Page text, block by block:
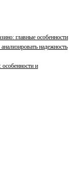
главные особенности
надежность
и